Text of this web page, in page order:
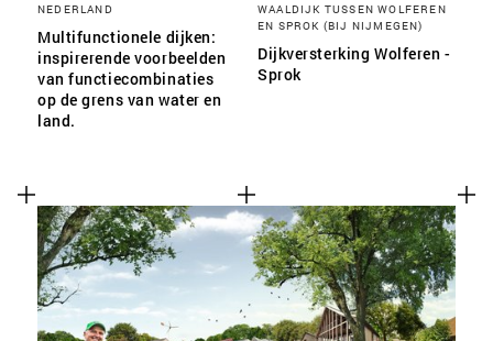
NEDERLAND
Multifunctionele dijken:
inspirerende voorbeelden
van functiecombinaties
op de grens van water en
land.
WAALDIJK TUSSEN WOLFEREN
EN SPROK (BIJ NIJMEGEN)
Dijkversterking Wolferen -
Sprok